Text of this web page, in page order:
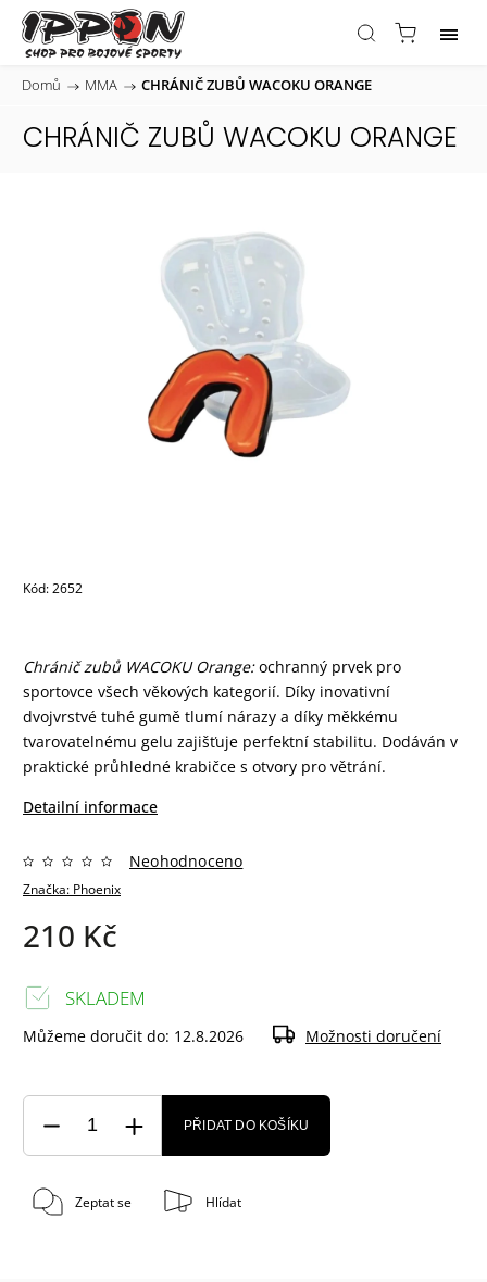
Domů / MMA / CHRÁNIČ ZUBŮ WACOKU ORANGE
CHRÁNIČ ZUBŮ WACOKU ORANGE
Kód:2652
Chránič zubů WACOKU Orange:ochranný prvek pro
sportovce všech věkových kategorií. Díky inovativní
dvojvrstvé tuhé gumě tlumí nárazy a díky měkkému
tvarovatelnému gelu zajišťuje perfektní stabilitu. Dodáván v
praktické průhledné krabičce s otvory pro větrání.
Detailní informace
Značka: Phoenix
Neohodnoceno
210 Kč
SKLADEM
Můžeme doručit do: 12.8.2026 Možnosti doručení
PŘIDAT DO KOŠÍKU
Zeptat se Hlídat